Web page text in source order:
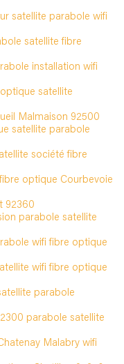
satellite parabole wifi
satellite fibre
installation wifi
satellite
Malmaison 92500
satellite parabole
société fibre
optique Courbevoie
92360
parabole satellite
wifi fibre optique
wifi fibre optique
parabole
parabole satellite
Malabry wifi